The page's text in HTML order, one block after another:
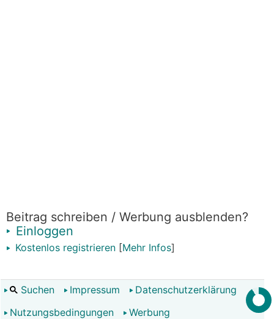
Beitrag schreiben / Werbung ausblenden?
Einloggen
Kostenlos registrieren [Mehr Infos]
Suchen Impressum
Datenschutzerklärung
Nutzungsbedingungen
Werbung